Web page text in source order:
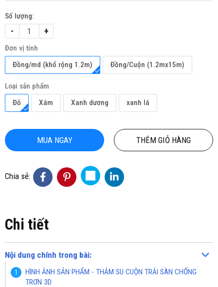
Số lượng:
- +
Đơn vị tính
Đồng/md (khổ rộng 1.2m)
Đồng/Cuộn (1.2mx15m)
Loại sản phẩm
Đỏ
Xám Xanh dương xanh lá
MUA NGAY THÊM GIỎ HÀNG
Chia sẻ:
Chi tiết
Nội dung chính trong bài:
HÌNH ẢNH SẢN PHẨM - THẢM SU CUỘN TRẢI SÀN CHỐNG
TRƠN 3D